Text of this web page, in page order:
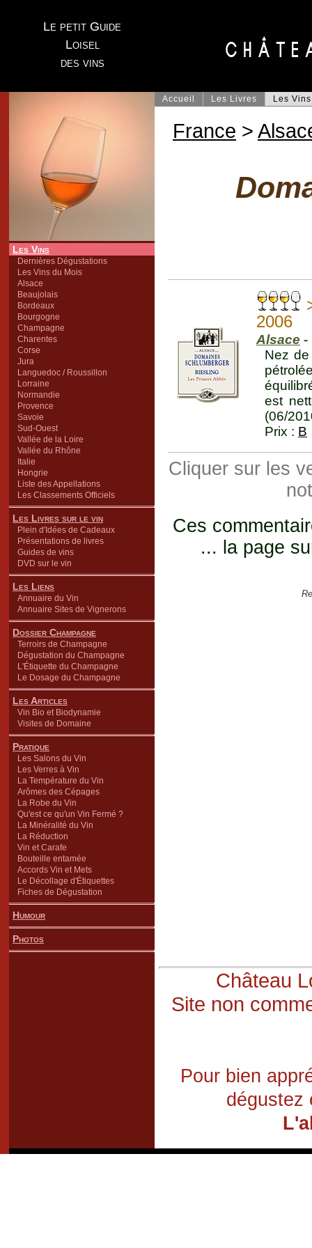
Le petit Guide
Loisel
des vins
Les Vins
Dernières Dégustations
Les Vins du Mois
Alsace
Beaujolais
Bordeaux
Bourgogne
Champagne
Charentes
Corse
Jura
Languedoc / Roussillon
Lorraine
Normandie
Provence
Savoie
Sud-Ouest
Vallée de la Loire
Vallée du Rhône
Italie
Hongrie
Liste des Appellations
Les Classements Officiels
Les Livres sur le vin
Plein d'Idées de Cadeaux
Présentations de livres
Guides de vins
DVD sur le vin
Les Liens
Annuaire du Vin
Annuaire Sites de Vignerons
Dossier Champagne
Terroirs de Champagne
Dégustation du Champagne
L'Étiquette du Champagne
Le Dosage du Champagne
Les Articles
Vin Bio et Biodynamie
Visites de Domaine
Pratique
Les Salons du Vin
Les Verres à Vin
La Température du Vin
Arômes des Cépages
La Robe du Vin
Qu'est ce qu'un Vin Fermé ?
La Minéralité du Vin
La Réduction
Vin et Carafe
Bouteille entamée
Accords Vin et Mets
Le Décollage d'Étiquettes
Fiches de Dégustation
Humour
Photos
Accueil Les Livres Les Vins
France >
2006
Alsace -
Nez
est
(06/
Prix : B
Cliquer sur les
Ces
... la page
Château
Site non
Pour bien
dégustez